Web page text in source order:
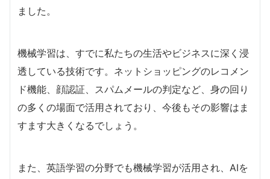
ました。
機械学習は、すでに私たちの生活やビジネスに深く浸
透している技術です。ネットショッピングのレコメン
ド機能、顔認証、スパムメールの判定など、身の回り
の多くの場面で活用されており、今後もその影響はま
すます大きくなるでしょう。
また、英語学習の分野でも機械学習が活用され、AIを